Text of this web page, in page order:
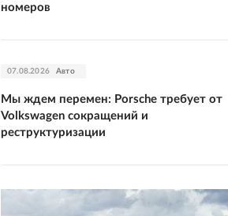
номеров
07.08.2026 Авто
Мы ждем перемен: Porsche требует от
Volkswagen сокращений и
реструктуризации